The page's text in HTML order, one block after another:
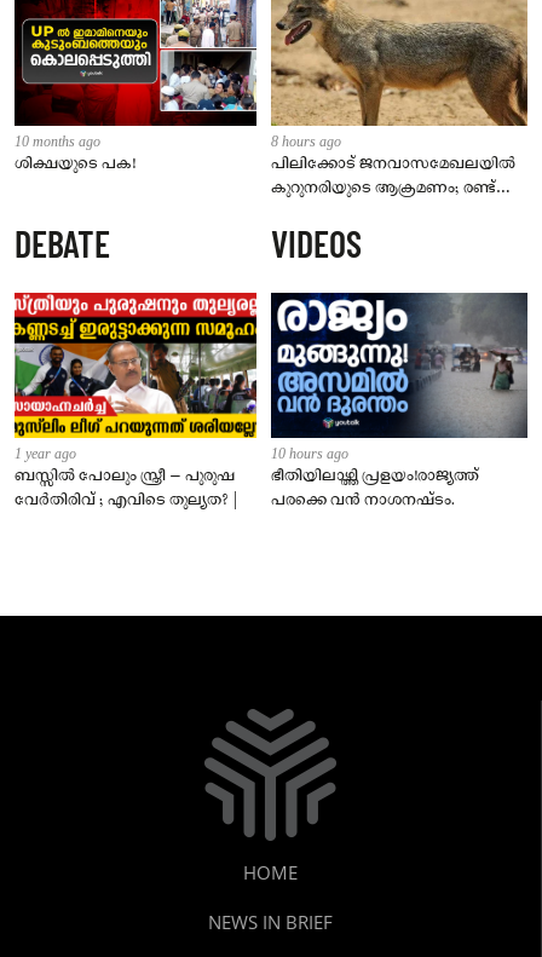
10 months ago
ശിക്ഷയുടെ പക!
8 hours ago
പിലിക്കോട് ജനവാസമേഖലയിൽ
കുറുനരിയുടെ ആക്രമണം; രണ്ട്
നിർദേശം നൽകി പഞ്ചായത്ത്
DEBATE
1 year ago
ബസ്സിൽ പോലും സ്ത്രീ – പുരുഷ
വേർതിരിവ് ; എവിടെ തുല്യത? |
VIDEOS
10 hours ago
ഭീതിയിലാഴ്ത്തി പ്രളയം!രാജ്യത്ത്
പരക്കെ വൻ നാശനഷ്ടം.
HOME
NEWS IN BRIEF